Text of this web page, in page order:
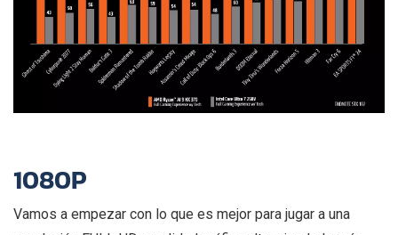
1080P
Vamos a empezar con lo que es mejor para jugar a una